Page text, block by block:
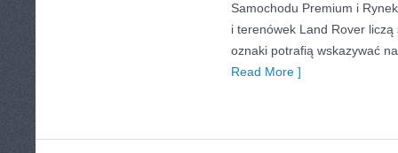
Samochodu Premium i
i terenówek Land Rover liczą
oznaki potrafią wskazywać
Read More ]